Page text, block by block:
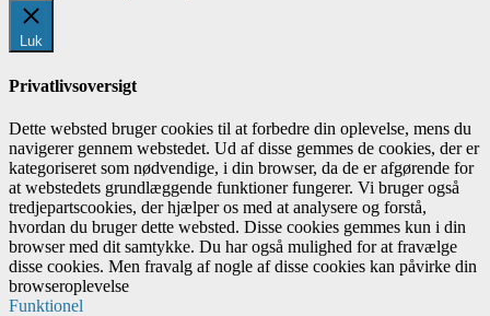
Luk
Privatlivsoversigt
Dette websted bruger cookies til at forbedre din oplevelse, mens du
navigerer gennem webstedet. Ud af disse gemmes de cookies, der er
kategoriseret som nødvendige, i din browser, da de er afgørende for
at webstedets grundlæggende funktioner fungerer. Vi bruger også
tredjepartscookies, der hjælper os med at analysere og forstå,
hvordan du bruger dette websted. Disse cookies gemmes kun i din
browser med dit samtykke. Du har også mulighed for at fravælge
disse cookies. Men fravalg af nogle af disse cookies kan påvirke din
browseroplevelse
Funktionel